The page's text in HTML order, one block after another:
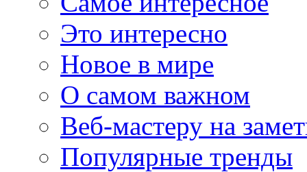
Это интересно
Новое в мире
О самом важном
Веб-мастеру на
Популярные тренды